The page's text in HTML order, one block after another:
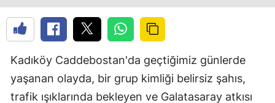
Kadıköy Caddebostan'da geçtiğimiz günlerde
yaşanan olayda, bir grup kimliği belirsiz şahıs,
trafik ışıklarında bekleyen ve Galatasaray atkısı